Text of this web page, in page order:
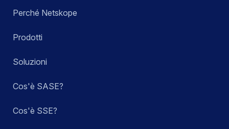
Perché Netskope
Prodotti
Soluzioni
Cos'è SASE?
Cos'è SSE?